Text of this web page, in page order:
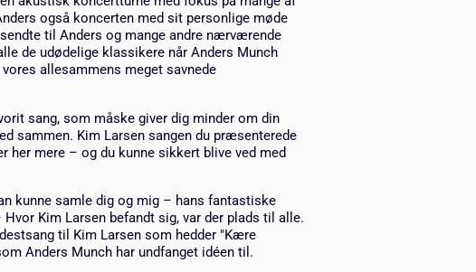
også koncerten med sit personlige møde
til Anders og mange andre nærværende
de udødelige klassikere når Anders Munch
allesammens meget savnede
sang, som måske giver dig minder om din
sammen. Kim Larsen sangen du præsenterede
mere – og du kunne sikkert blive ved med
kunne samle dig og mig – hans fantastiske
Kim Larsen befandt sig, var der plads til alle.
til Kim Larsen som hedder "Kære
Anders Munch har undfanget idéen til.